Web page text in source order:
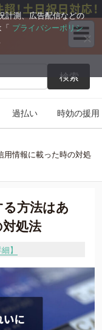
検索
住宅ローン
過払い 時効の援用
用情報に載った時の対処
方法はあ
処法
】
計測、広告配信などの
プライバシーポリシ